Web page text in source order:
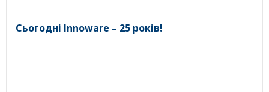
Сьогодні Innoware – 25 років!